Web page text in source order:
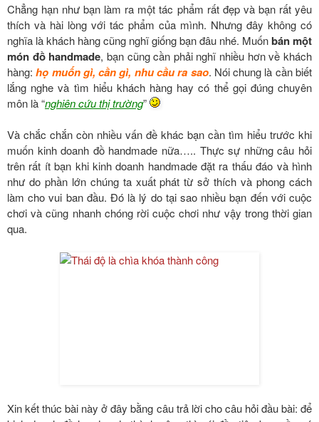
Chẳng hạn như bạn làm ra một tác phẩm rất đẹp và bạn rất yêu
thích và hài lòng với tác phẩm của mình. Nhưng đây không có
nghĩa là khách hàng cũng nghĩ giống bạn đâu nhé. Muốnbán một
món đồ handmade, bạn cũng cần phải nghĩ nhiều hơn về khách
hàng:họ muốn gì, cần gì, nhu cầu ra sao. Nói chung là cần biết
lắng nghe và tìm hiểu khách hàng hay có thể gọi đúng chuyên
môn là “nghiên cứu thị trường”
Và chắc chắn còn nhiều vấn đề khác bạn cần tìm hiểu trước khi
muốn kinh doanh đồ handmade nữa….. Thực sự những câu hỏi
trên rất ít bạn khi kinh doanh handmade đặt ra thấu đáo và hình
như do phần lớn chúng ta xuất phát từ sở thích và phong cách
làm cho vui ban đầu. Đó là lý do tại sao nhiều bạn đến với cuộc
chơi và cũng nhanh chóng rời cuộc chơi như vậy trong thời gian
qua.
Xin kết thúc bài này ở đây bằng câu trả lời cho câu hỏi đầu bài: để